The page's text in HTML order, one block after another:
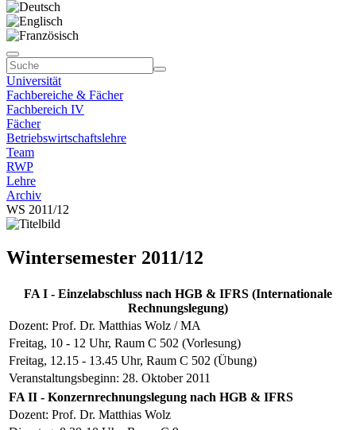
Universität
Fachbereiche & Fächer
Fachbereich IV
Fächer
Betriebswirtschaftslehre
Team
RWP
Lehre
Archiv
WS 2011/12
Wintersemester 2011/12
FA I - Einzelabschluss nach HGB & IFRS (Internationale
Rechnungslegung)
Dozent: Prof. Dr. Matthias Wolz / MA
Freitag, 10 - 12 Uhr, Raum C 502 (Vorlesung)
Freitag, 12.15 - 13.45 Uhr, Raum C 502 (Übung)
Veranstaltungsbeginn: 28. Oktober 2011
FA II - Konzernrechnungslegung nach HGB & IFRS
Dozent: Prof. Dr. Matthias Wolz